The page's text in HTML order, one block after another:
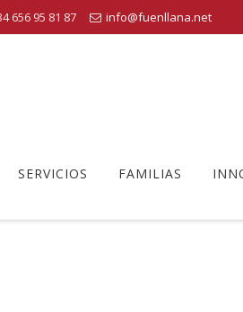
656 95 81 87 info@fuenllana.net
SERVICIOS FAMILIAS